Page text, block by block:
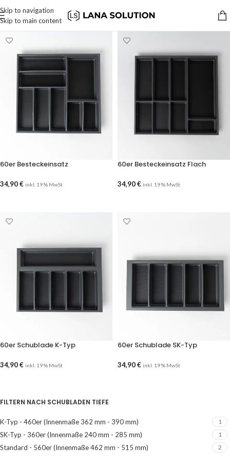
Skip to navigation
Skip to main content
FILTERN NACH SCHUBLADEN TIEFE
K-Typ - 460er (Innenmaße 362 mm - 390 mm) 1
SK-Typ - 360er (Innenmaße 240 mm - 285 mm) 1
Standard - 560er (Innenmaße 462 mm - 515 mm) 2
60er Besteckeinsatz
34,90€ inkl. 19 % MwSt
60er Besteckeinsatz Flach
34,90€ inkl. 19 % MwSt
60er Schublade K-Typ
34,90€ inkl. 19 % MwSt
60er Schublade SK-Typ
34,90€ inkl. 19 % MwSt